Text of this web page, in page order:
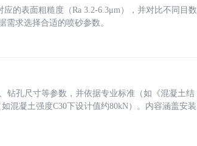
的表面粗糙度（Ra 3.2-6.3μm），并对比不同目数
需求选择合适的喷砂参数。
钻孔尺寸等参数，并依据专业标准（如《混凝土结
混凝土强度C30下设计值约80kN）。内容涵盖安装